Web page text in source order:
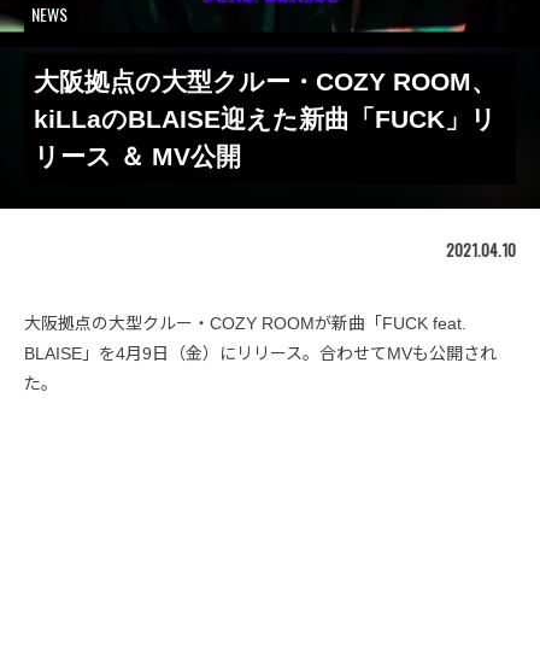
NEWS
大阪拠点の大型クルー・COZY ROOM、
kiLLaのBLAISE迎えた新曲「FUCK」リ
リース ＆ MV公開
2021.04.10
大阪拠点の大型クルー・COZY ROOMが新曲「FUCK feat.
BLAISE」を4月9日（金）にリリース。合わせてMVも公開され
た。